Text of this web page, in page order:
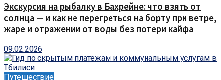
Экскурсия на рыбалку в Бахрейне: что взять от
солнца — и как не перегреться на борту при ветре,
жаре и отражении от воды без потери кайфа
09.02.2026
Путешествие